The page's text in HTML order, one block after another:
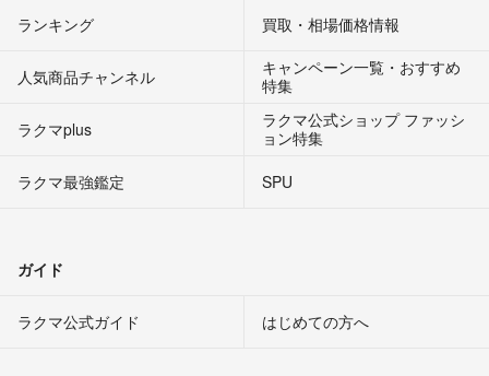
ランキング 買取・相場価格情報
人気商品チャンネル
キャンペーン一覧・おすすめ
特集
ラクマplus
ラクマ公式ショップ ファッシ
ョン特集
ラクマ最強鑑定
SPU
ガイド
ラクマ公式ガイド はじめての方へ